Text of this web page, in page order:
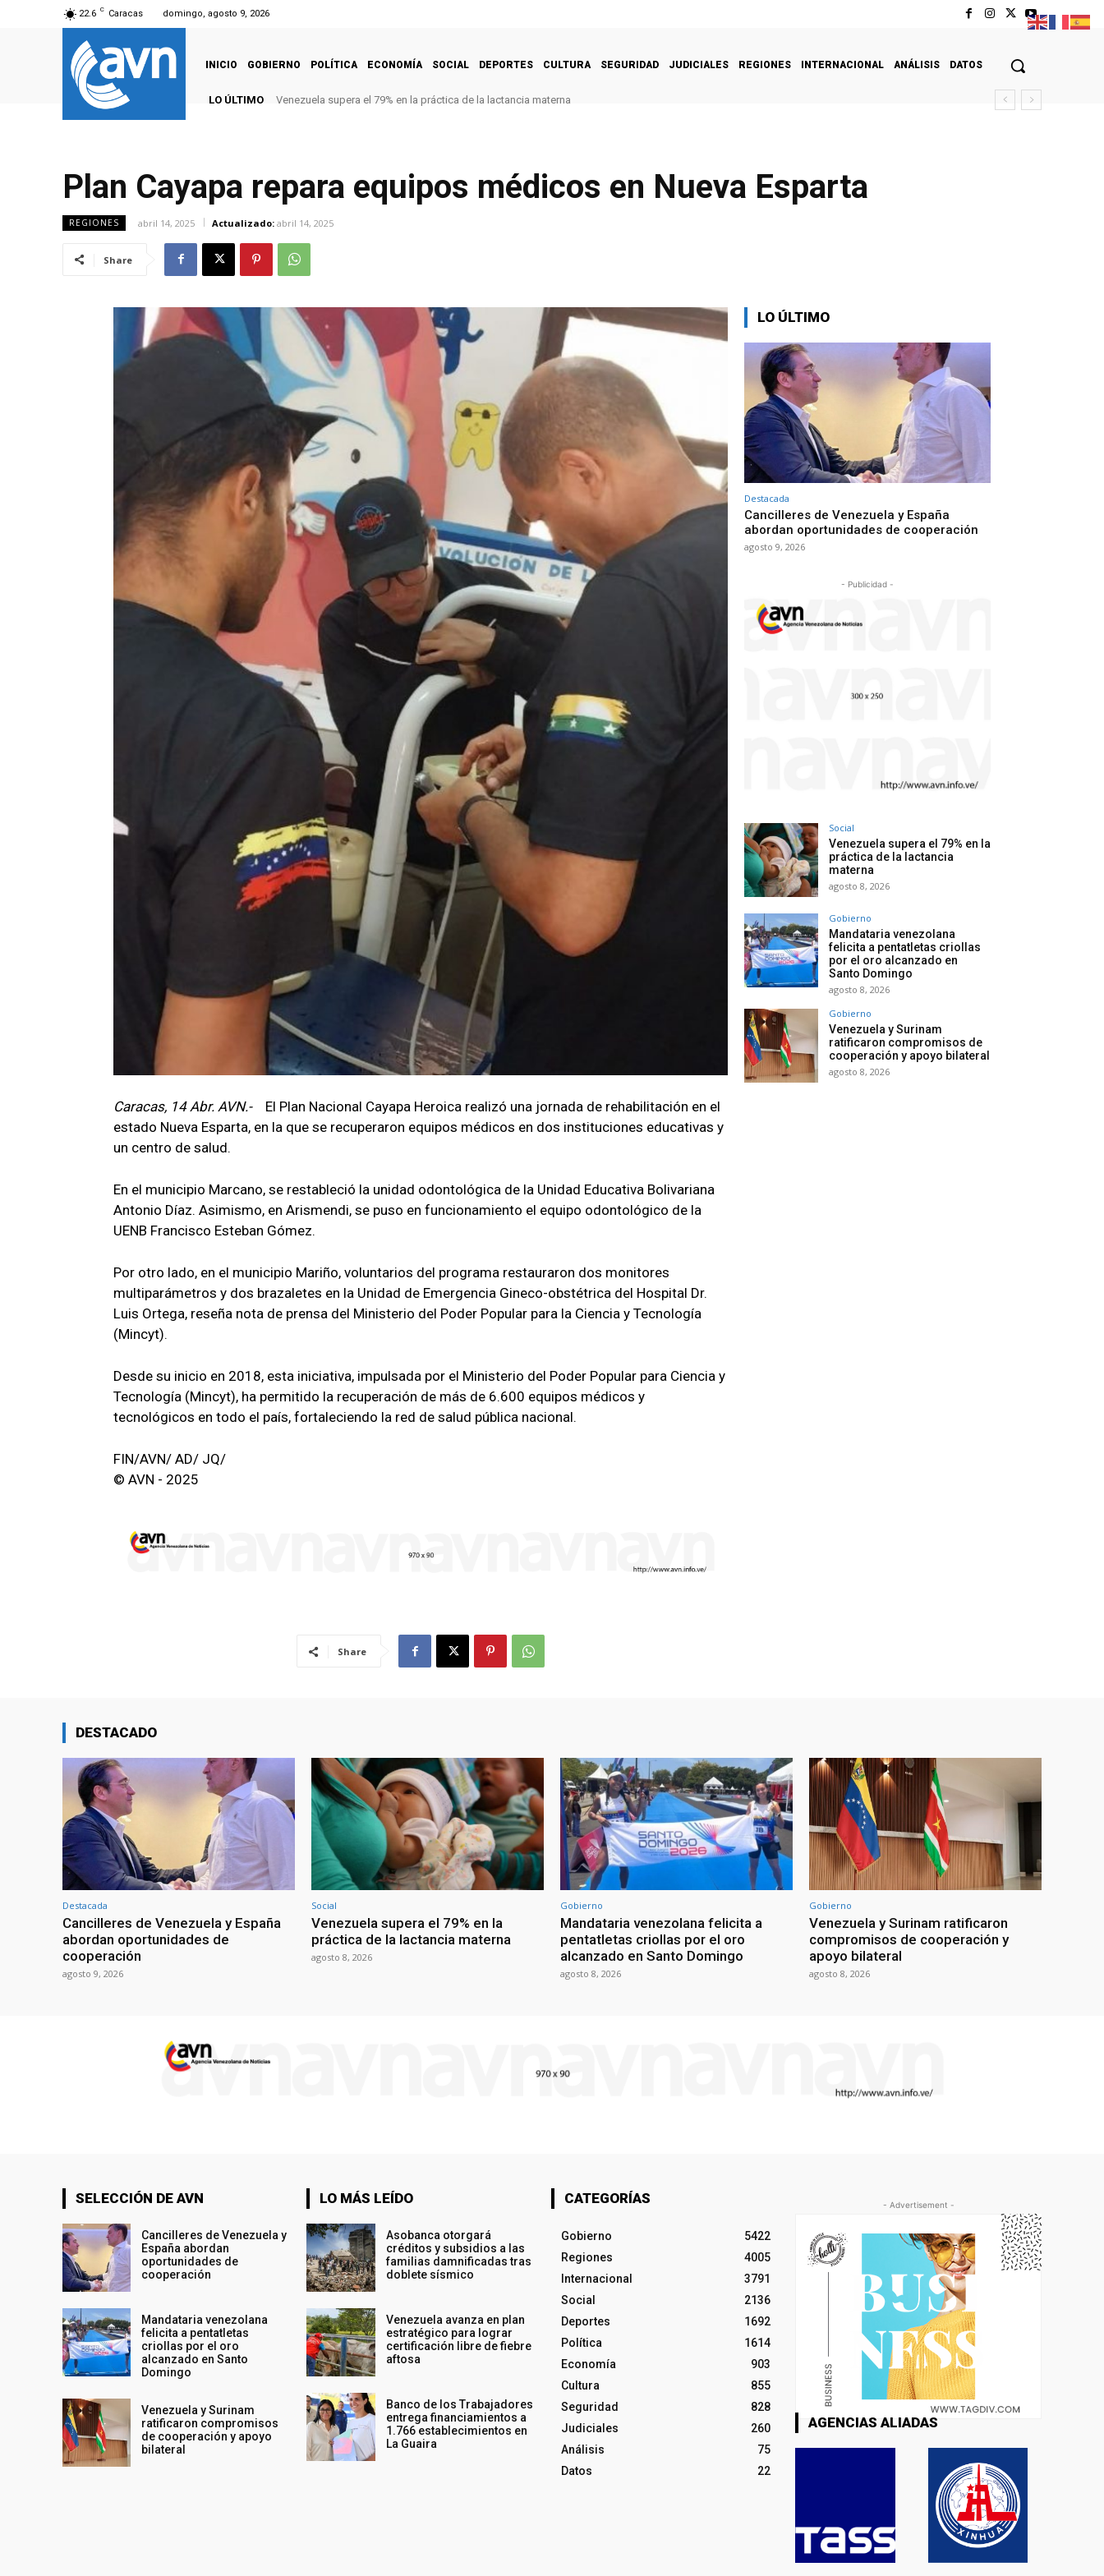
22.6 C Caracas domingo, agosto 9, 2026
INICIO GOBIERNO POLÍTICA ECONOMÍA SOCIAL DEPORTES CULTURA SEGURIDAD JUDICIALES REGIONES INTERNACIONAL ANÁLISIS DATOS
LO ÚLTIMO Venezuela supera el 79% en la práctica de la lactancia materna
Plan Cayapa repara equipos médicos en Nueva Esparta
REGIONES abril 14, 2025 Actualizado: abril 14, 2025
Share
Caracas, 14 Abr. AVN.-
El Plan Nacional Cayapa Heroica realizó una jornada de rehabilitación en el
estado Nueva Esparta, en la que se recuperaron equipos médicos en dos instituciones educativas y
un centro de salud.
En el municipio Marcano, se restableció la unidad odontológica de la Unidad Educativa Bolivariana
Antonio Díaz. Asimismo, en Arismendi, se puso en funcionamiento el equipo odontológico de la
UENB Francisco Esteban Gómez.
Por otro lado, en el municipio Mariño, voluntarios del programa restauraron dos monitores
multiparámetros y dos brazaletes en la Unidad de Emergencia Gineco-obstétrica del Hospital Dr.
Luis Ortega, reseña nota de prensa del Ministerio del Poder Popular para la Ciencia y Tecnología
(Mincyt).
Desde su inicio en 2018, esta iniciativa, impulsada por el Ministerio del Poder Popular para Ciencia y
Tecnología (Mincyt), ha permitido la recuperación de más de 6.600 equipos médicos y
tecnológicos en todo el país, fortaleciendo la red de salud pública nacional.
FIN/AVN/ AD/ JQ/
© AVN - 2025
Share
LO ÚLTIMO
Destacada
Cancilleres de Venezuela y España
abordan oportunidades de cooperación
agosto 9, 2026
- Publicidad -
Social
Venezuela supera el 79% en la
práctica de la lactancia
materna
agosto 8, 2026
Gobierno
Mandataria venezolana
felicita a pentatletas criollas
por el oro alcanzado en
Santo Domingo
agosto 8, 2026
Gobierno
Venezuela y Surinam
ratificaron compromisos de
cooperación y apoyo bilateral
agosto 8, 2026
DESTACADO
Destacada
Cancilleres de Venezuela y España
abordan oportunidades de
cooperación
agosto 9, 2026
Social
Venezuela supera el 79% en la
práctica de la lactancia materna
agosto 8, 2026
Gobierno
Mandataria venezolana felicita a
pentatletas criollas por el oro
alcanzado en Santo Domingo
agosto 8, 2026
Gobierno
Venezuela y Surinam ratificaron
compromisos de cooperación y
apoyo bilateral
agosto 8, 2026
SELECCIÓN DE AVN
Cancilleres de Venezuela y
España abordan
oportunidades de
cooperación
Mandataria venezolana
felicita a pentatletas
criollas por el oro
alcanzado en Santo
Domingo
Venezuela y Surinam
ratificaron compromisos
de cooperación y apoyo
bilateral
LO MÁS LEÍDO
Asobanca otorgará
créditos y subsidios a las
familias damnificadas tras
doblete sísmico
Venezuela avanza en plan
estratégico para lograr
certificación libre de fiebre
aftosa
Banco de los Trabajadores
entrega financiamientos a
1.766 establecimientos en
La Guaira
CATEGORÍAS
Gobierno
5422
Regiones
4005
Internacional
3791
Social
2136
Deportes
1692
Política
1614
Economía
903
Cultura
855
Seguridad
828
Judiciales
260
Análisis
75
Datos
22
- Advertisement -
AGENCIAS ALIADAS